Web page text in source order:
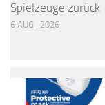
Spielzeuge zurück
6 AUG., 2026